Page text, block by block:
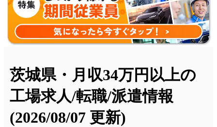
茨城県・月収34万円以上の
工場求人/転職/派遣情報
(2026/08/07 更新)